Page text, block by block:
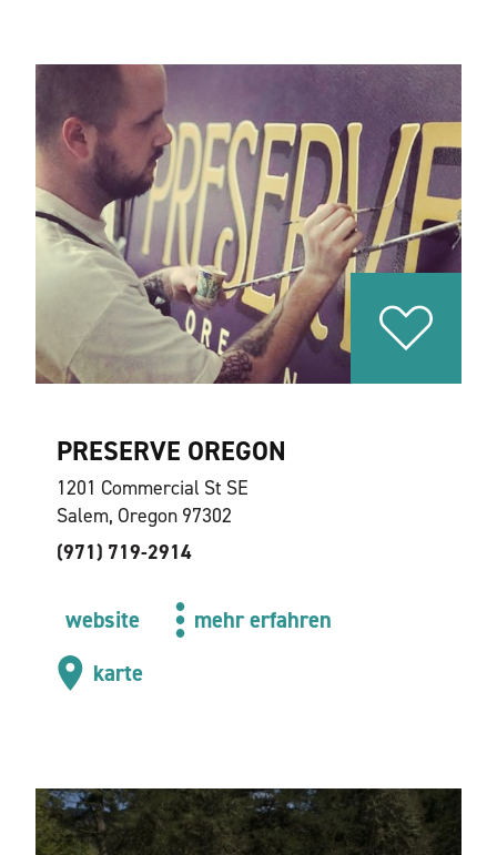
PRESERVE OREGON
1201 Commercial St SE
Salem, Oregon 97302
(971) 719-2914
website
mehr erfahren
karte